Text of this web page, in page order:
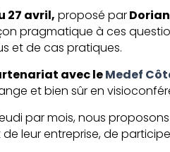
27 avril, proposé par
pragmatique à ces
et de cas pratiques.
avec leMedef
et bien sûr en
par mois, nous
leur entreprise, de